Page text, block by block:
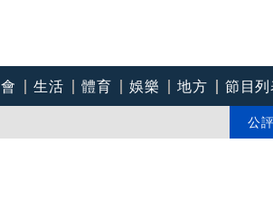
生活 體育 娛樂 地方 節目列
比病毒還要毒
公